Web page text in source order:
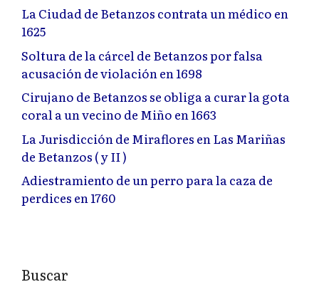
La Ciudad de Betanzos contrata un médico en
1625
Soltura de la cárcel de Betanzos por falsa
acusación de violación en 1698
Cirujano de Betanzos se obliga a curar la gota
coral a un vecino de Miño en 1663
La Jurisdicción de Miraflores en Las Mariñas
de Betanzos ( y II )
Adiestramiento de un perro para la caza de
perdices en 1760
Buscar